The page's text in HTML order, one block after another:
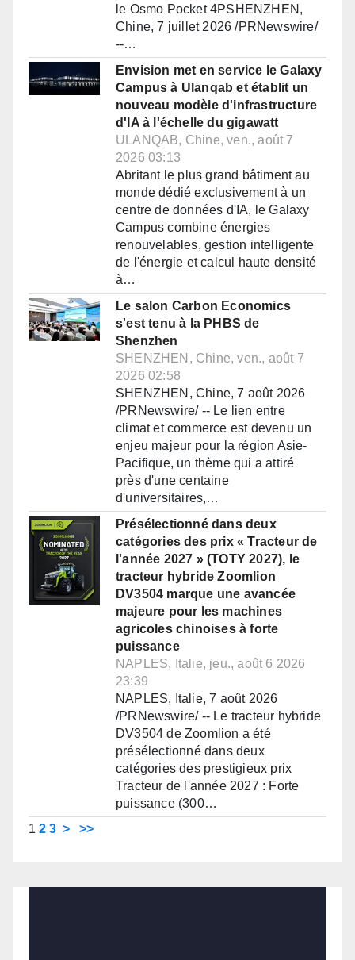
le Osmo Pocket 4PSHENZHEN,
Chine, 7 juillet 2026 /PRNewswire/
--…
Envision met en service le Galaxy
Campus à Ulanqab et établit un
nouveau modèle d'infrastructure
d'IA à l'échelle du gigawatt
ULANQAB, Chine, ven., août 7
2026 03:13
Abritant le plus grand bâtiment au
monde dédié exclusivement à un
centre de données d'IA, le Galaxy
Campus combine énergies
renouvelables, gestion intelligente
de l'énergie et calcul haute densité
à…
Le salon Carbon Economics
s'est tenu à la PHBS de
Shenzhen
SHENZHEN, Chine, ven., août 7
2026 02:58
SHENZHEN, Chine, 7 août 2026
/PRNewswire/ -- Le lien entre
climat et commerce est devenu un
enjeu majeur pour la région Asie-
Pacifique, un thème qui a attiré
près d'une centaine
d'universitaires,…
Présélectionné dans deux
catégories des prix « Tracteur de
l'année 2027 » (TOTY 2027), le
tracteur hybride Zoomlion
DV3504 marque une avancée
majeure pour les machines
agricoles chinoises à forte
puissance
NAPLES, Italie, jeu., août 6 2026
23:39
NAPLES, Italie, 7 août 2026
/PRNewswire/ -- Le tracteur hybride
DV3504 de Zoomlion a été
présélectionné dans deux
catégories des prestigieux prix
Tracteur de l'année 2027 : Forte
puissance (300…
1 2 3 > >>